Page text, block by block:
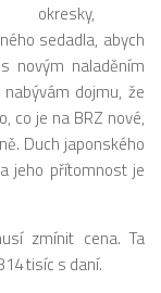
okresky,
sedadla, abych
novým naladěním
dojmu, že
co je na BRZ nové,
Duch japonského
jeho přítomnost je
zmínit cena. Ta
tisíc s daní.